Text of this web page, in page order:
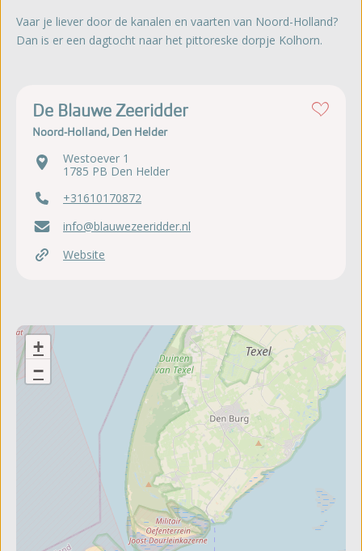
Vaar je liever door de kanalen en vaarten van Noord-Holland?
Dan is er een dagtocht naar het pittoreske dorpje Kolhorn.
De Blauwe Zeeridder
Noord-Holland, Den Helder
Westoever 1
1785 PB Den Helder
+31610170872
info@blauwezeeridder.nl
Website
+
−